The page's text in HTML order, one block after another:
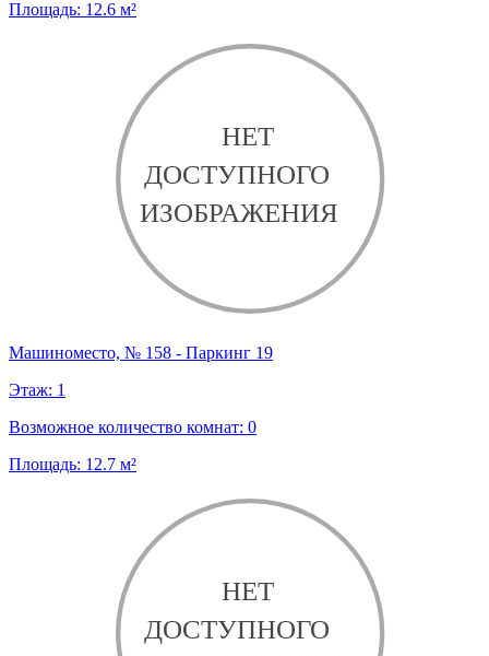
Площадь: 12.6 м²
Машиноместо, № 158 - Паркинг 19
Этаж: 1
Возможное количество комнат: 0
Площадь: 12.7 м²